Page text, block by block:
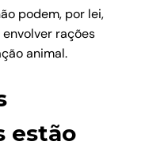
podem, por lei,
rações
animal.
estão